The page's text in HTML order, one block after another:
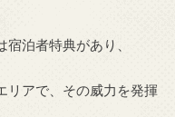
泊者特典があり、
リアで、その威力を発揮